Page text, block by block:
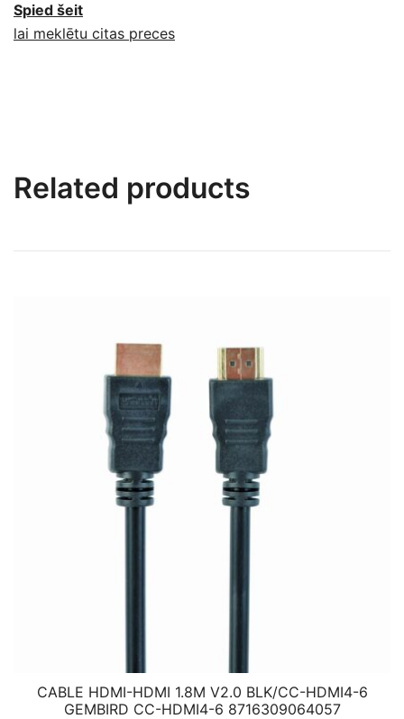
Spied šeit
lai meklētu citas preces
Related products
CABLE HDMI-HDMI 1.8M V2.0 BLK/CC-HDMI4-6
GEMBIRD CC-HDMI4-6 8716309064057